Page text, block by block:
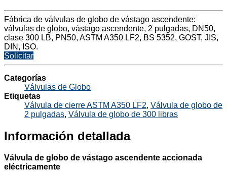
Fábrica de válvulas de globo de vástago ascendente:
válvulas de globo, vástago ascendente, 2 pulgadas, DN50,
clase 300 LB, PN50, ASTM A350 LF2, BS 5352, GOST, JIS,
DIN, ISO.
Solicitar
Categorías
Válvulas de Globo
Etiquetas
Válvula de cierre ASTM A350 LF2, Válvula de globo de
2 pulgadas, Válvula de globo de 300 libras
Información detallada
Válvula de globo de vástago ascendente accionada
eléctricamente